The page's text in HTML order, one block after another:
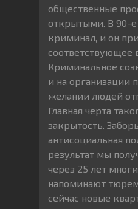
общественные
открытыми. В 90-
криминал, и он
соответствующее
Криминальное
и на организации
желании людей
Главная черта
закрытость.
антисоциальная
результат мы
через 25 лет
напоминают
сейчас новые